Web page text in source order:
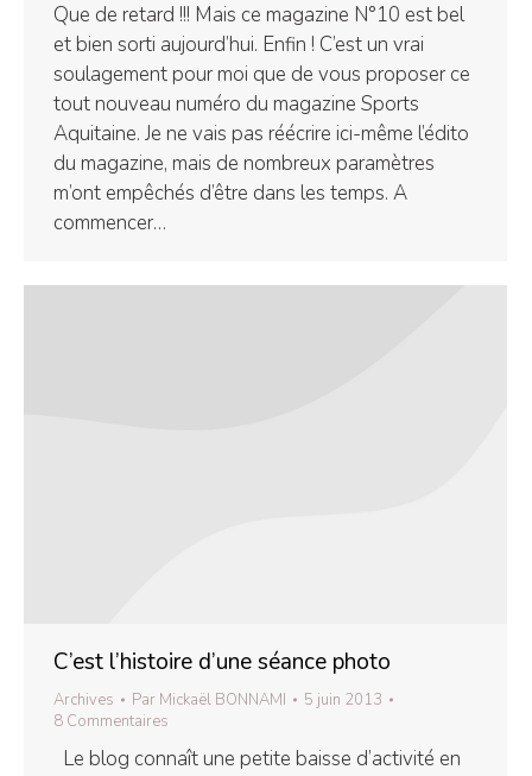
Que de retard !!! Mais ce magazine N°10 est bel
et bien sorti aujourd’hui. Enfin ! C’est un vrai
soulagement pour moi que de vous proposer ce
tout nouveau numéro du magazine Sports
Aquitaine. Je ne vais pas réécrire ici-même l’édito
du magazine, mais de nombreux paramètres
m’ont empêchés d’être dans les temps. A
commencer…
C’est l’histoire d’une séance photo
Archives Par Mickaël BONNAMI
5 juin 2013
8 Commentaires
Le blog connaît une petite baisse d’activité en